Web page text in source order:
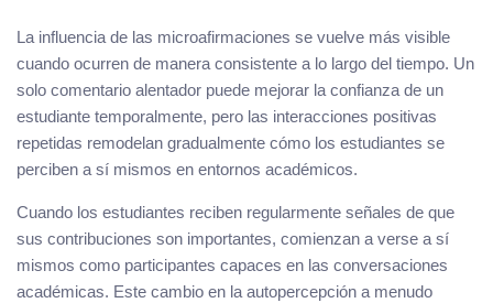
La influencia de las microafirmaciones se vuelve más visible
cuando ocurren de manera consistente a lo largo del tiempo. Un
solo comentario alentador puede mejorar la confianza de un
estudiante temporalmente, pero las interacciones positivas
repetidas remodelan gradualmente cómo los estudiantes se
perciben a sí mismos en entornos académicos.
Cuando los estudiantes reciben regularmente señales de que
sus contribuciones son importantes, comienzan a verse a sí
mismos como participantes capaces en las conversaciones
académicas. Este cambio en la autopercepción a menudo